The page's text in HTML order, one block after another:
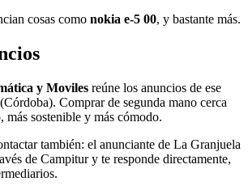
cosas como nokia e-5 00, y bastante más.
y Moviles reúne los anuncios de ese
Comprar de segunda mano cerca
más sostenible y más cómodo.
también: el anunciante de La Granjuela
de Campitur y te responde directamente,